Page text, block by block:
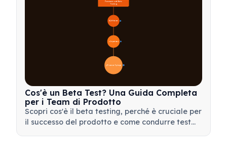
🔍 Definizione
🎯 Importanza
📋 Processo e Tipologie 20
Panoramica del Beta
Testing
Cos'è un Beta Test? Una Guida Completa
per i Team di Prodotto
Scopri cos'è il beta testing, perché è cruciale per
il successo del prodotto e come condurre test